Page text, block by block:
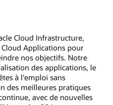
Cloud Infrastructure,
Cloud Applications pour
nos objectifs. Notre
des applications, le
à l'emploi sans
des meilleures pratiques
avec de nouvelles